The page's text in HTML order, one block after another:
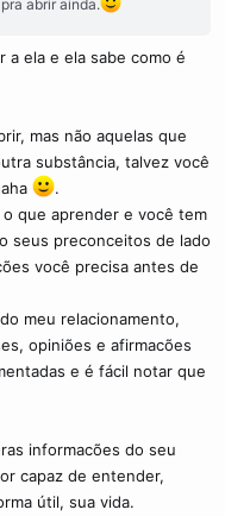
abrir ainda.
a ela e ela sabe como é
mas não aquelas que
substância, talvez você
.
que aprender e você tem
seus preconceitos de lado
você precisa antes de
meu relacionamento,
opiniões e afirmacões
e é fácil notar que
informacões do seu
capaz de entender,
útil, sua vida.